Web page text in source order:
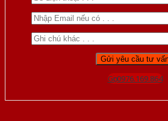
Gọi 0976.169.864